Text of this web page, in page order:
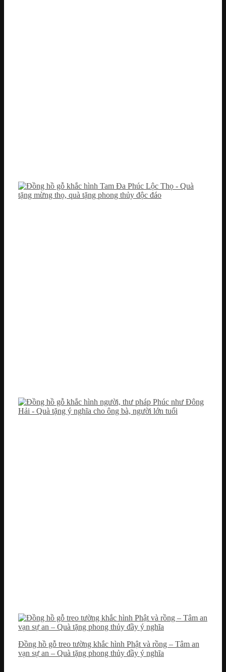
Đồng hồ gỗ treo tường khắc hình Phật và rồng – Tâm an
vạn sự an – Quà tặng phong thủy đầy ý nghĩa